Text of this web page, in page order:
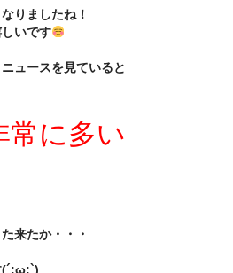
りましたね！
いです
ュースを見ていると
常に多い
来たか・・・
(´;ω;`)